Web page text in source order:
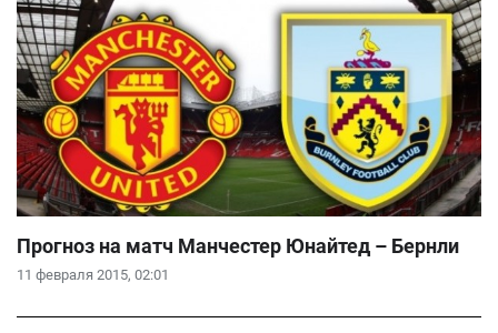
11 февраля 2015, 02:01
Прогноз на матч Манчестер Юнайтед – Бернли